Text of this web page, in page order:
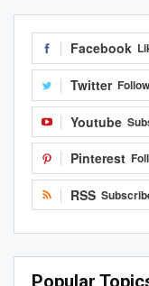
Facebook
Twitter
Youtube
Pinterest
RSS